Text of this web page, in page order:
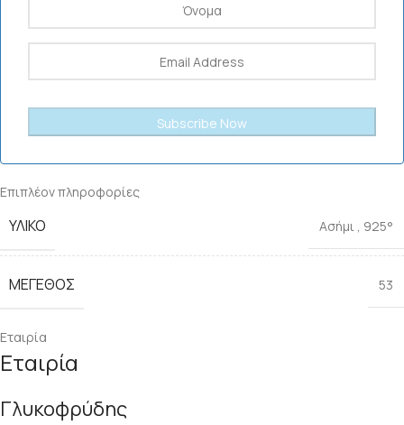
Επιπλέον πληροφορίες
ΥΛΙΚΟ Ασήμι , 925°
ΜΕΓΕΘΟΣ 53
Εταιρία
Εταιρία
Γλυκοφρύδης